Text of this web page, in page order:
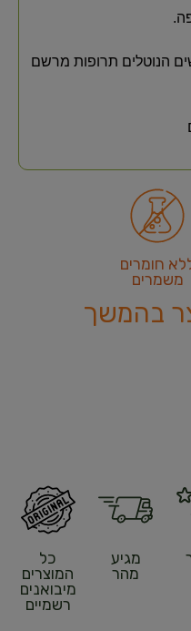
הנוטלים תרופות מרשם
חומרים
משמרים
בהמשך
מגיע
מהר
כל
המוצרים
מיבואנים
רשמיים